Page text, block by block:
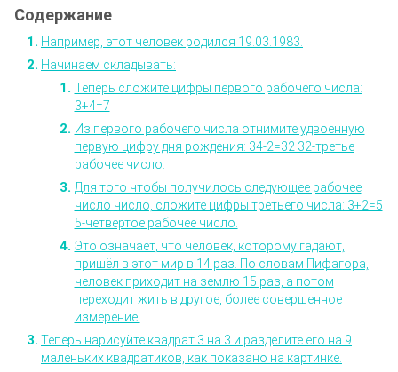
Например, этот человек родился 19.03.1983.
Начинаем складывать:
Теперь сложите цифры первого рабочего числа:
3+4=7
Из первого рабочего числа отнимите удвоенную
первую цифру дня рождения: 34-2=32 32-третье
рабочее число.
Для того чтобы получилось следующее рабочее
число число, сложите цифры третьего числа: 3+2=5
5-четвёртое рабочее число.
Это означает, что человек, которому гадают,
пришёл в этот мир в 14 раз. По словам Пифагора,
человек приходит на землю 15 раз, а потом
переходит жить в другое, более совершенное
измерение.
Теперь нарисуйте квадрат 3 на 3 и разделите его на 9
маленьких квадратиков, как показано на картинке.